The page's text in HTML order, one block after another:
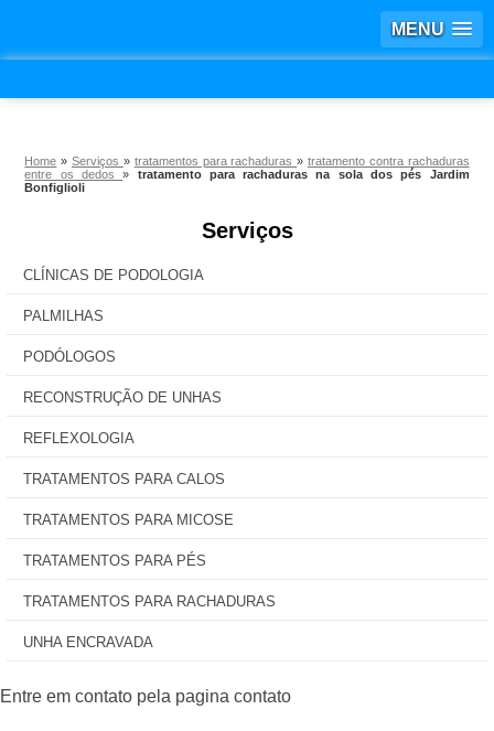
MENU
Home »Serviços » tratamentos para rachaduras» tratamento contra rachaduras
entre os dedos» tratamento para rachaduras na sola dos pés Jardim
Bonfiglioli
Serviços
CLÍNICAS DE PODOLOGIA
PALMILHAS
PODÓLOGOS
RECONSTRUÇÃO DE UNHAS
REFLEXOLOGIA
TRATAMENTOS PARA CALOS
TRATAMENTOS PARA MICOSE
TRATAMENTOS PARA PÉS
TRATAMENTOS PARA RACHADURAS
UNHA ENCRAVADA